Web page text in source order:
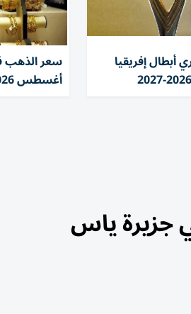
إفريقيا
أغسطس 2026.. هل تنوي الشراء؟
جزيرة ياس